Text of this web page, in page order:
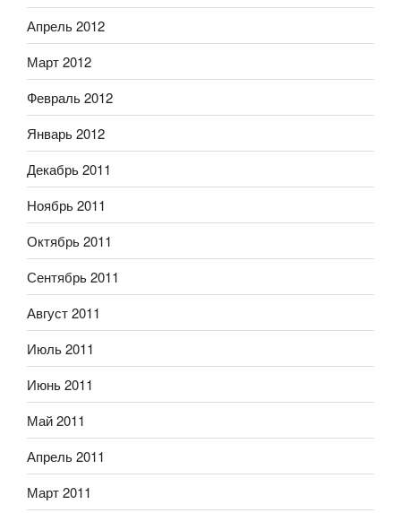
Апрель 2012
Март 2012
Февраль 2012
Январь 2012
Декабрь 2011
Ноябрь 2011
Октябрь 2011
Сентябрь 2011
Август 2011
Июль 2011
Июнь 2011
Май 2011
Апрель 2011
Март 2011